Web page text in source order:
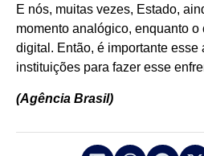
E nós, muitas vezes, Estado,
momento analógico, enquanto o
digital. Então, é importante esse
instituições para fazer esse
(Agência Brasil)